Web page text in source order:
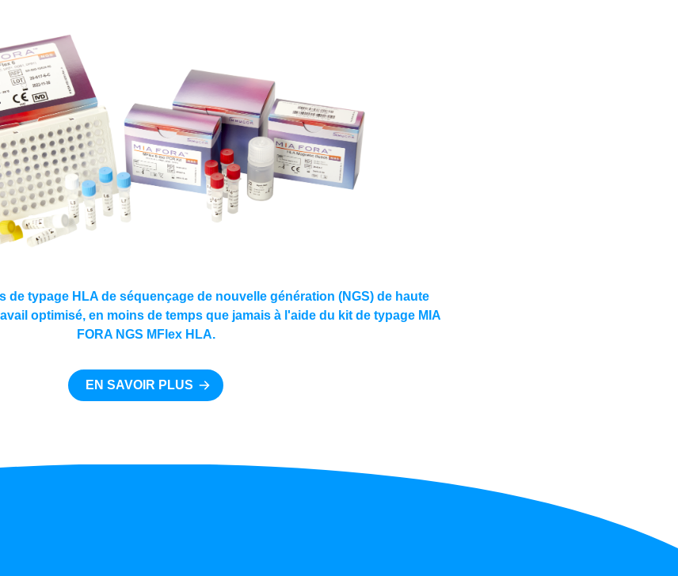
de typage HLA de séquençage de nouvelle génération (NGS) de haute
optimisé, en moins de temps que jamais à l'aide du kit de typage MIA
FORA NGS MFlex HLA.
EN SAVOIR PLUS